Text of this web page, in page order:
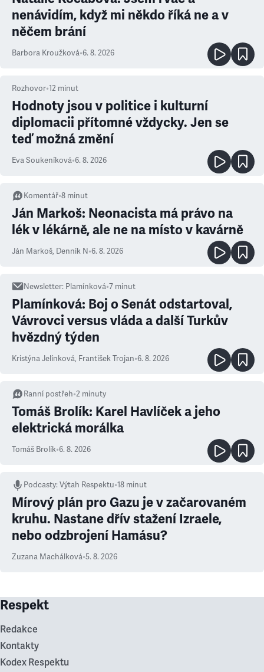
nenávidím, když mi někdo říká ne a v
něčem brání
Barbora Kroužková•6. 8. 2026
Rozhovor•12 minut
Hodnoty jsou v politice i kulturní
diplomacii přítomné vždycky. Jen se
teď možná změní
Eva Soukeníková•6. 8. 2026
Komentář•8 minut
Ján Markoš: Neonacista má právo na
lék v lékárně, ale ne na místo v kavárně
Ján Markoš, Denník N•6. 8. 2026
Newsletter: Plamínková•7 minut
Plamínková: Boj o Senát odstartoval,
Vávrovci versus vláda a další Turkův
hvězdný týden
Kristýna Jelínková, František Trojan•6. 8. 2026
Ranní postřeh•2 minuty
Tomáš Brolík: Karel Havlíček a jeho
elektrická morálka
Tomáš Brolík•6. 8. 2026
Podcasty:Výtah Respektu•18 minut
Mírový plán pro Gazu je v začarovaném
kruhu. Nastane dřív stažení Izraele,
nebo odzbrojení Hamásu?
Zuzana Machálková•5. 8. 2026
Respekt
Redakce
Kontakty
Kodex Respektu